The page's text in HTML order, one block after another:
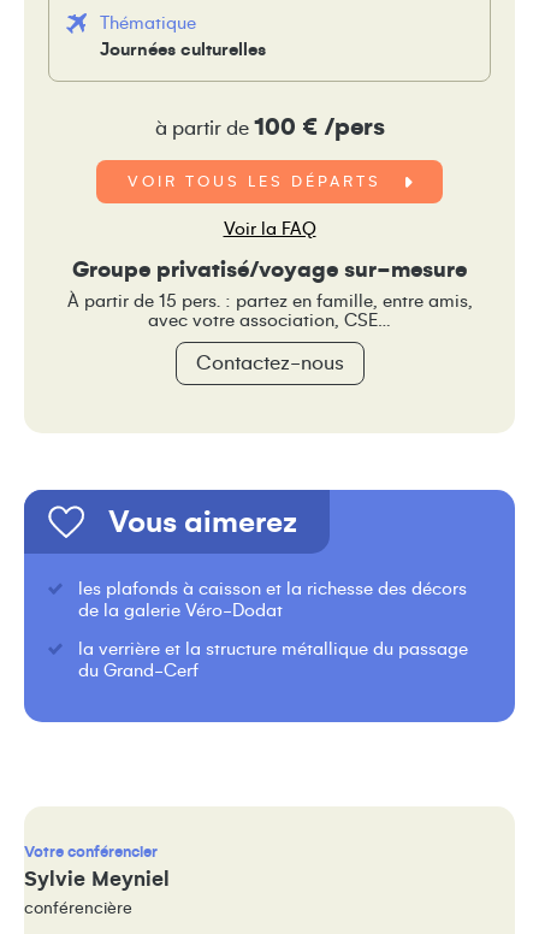
Thématique
Journées culturelles
à partir de 100 € /pers
VOIR TOUS LES DÉPARTS
Voir la FAQ
Groupe privatisé/voyage sur-mesure
À partir de 15 pers. : partez en famille, entre amis,
avec votre association, CSE…
Contactez-nous
Vous aimerez
les plafonds à caisson et la richesse des décors
de la galerie Véro-Dodat
la verrière et la structure métallique du passage
du Grand-Cerf
Votre conférencier
Sylvie Meyniel
conférencière